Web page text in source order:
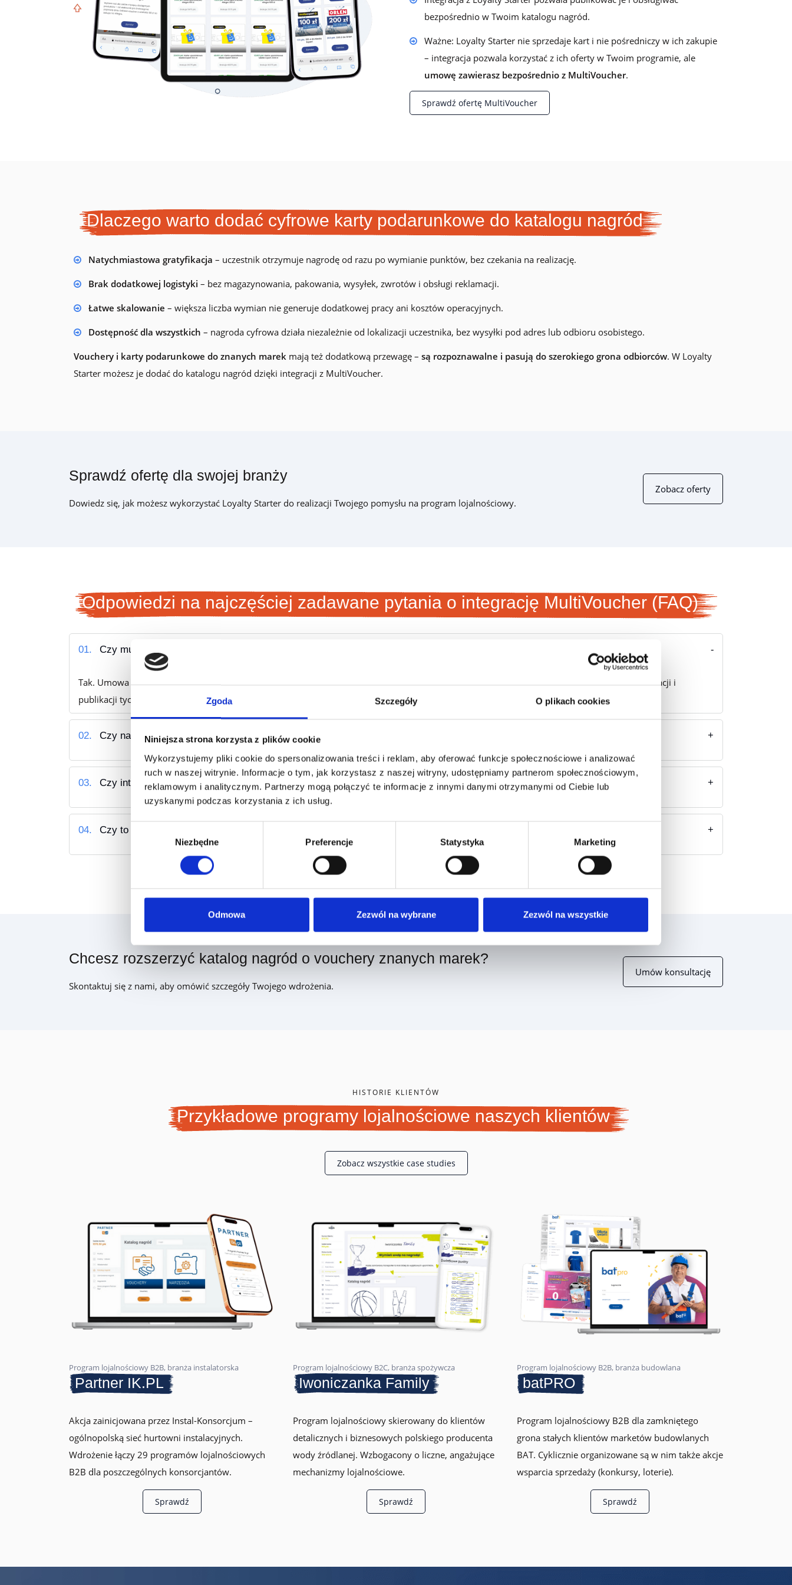
Zgoda Szczegóły O plikach cookies
Niniejsza strona korzysta z plików cookie
Wykorzystujemy pliki cookie do spersonalizowania treści i reklam, aby oferować funkcje społecznościowe i analizować
ruch w naszej witrynie. Informacje o tym, jak korzystasz z naszej witryny, udostępniamy partnerom społecznościowym,
reklamowym i analitycznym. Partnerzy mogą połączyć te informacje z innymi danymi otrzymanymi od Ciebie lub
uzyskanymi podczas korzystania z ich usług.
Niezbędne Preferencje Statystyka Marketing
Odmowa Zezwól na wybrane Zezwól na wszystkie
lojalnościowych
lojalnościowego w Loyalty Starter
wskazówkami
Umów prezentację
bezpośrednio w Twoim katalogu nagród.
Ważne: Loyalty Starter nie sprzedaje kart i nie pośredniczy w ich zakupie
– integracja pozwala korzystać z ich oferty w Twoim programie, ale
umowę zawierasz bezpośrednio z MultiVoucher.
Sprawdź ofertę MultiVoucher
Dlaczego warto dodać cyfrowe karty podarunkowe do katalogu nagród
Natychmiastowa gratyfikacja – uczestnik otrzymuje nagrodę od razu po wymianie punktów, bez czekania na realizację.
Brak dodatkowej logistyki – bez magazynowania, pakowania, wysyłek, zwrotów i obsługi reklamacji.
Łatwe skalowanie – większa liczba wymian nie generuje dodatkowej pracy ani kosztów operacyjnych.
Dostępność dla wszystkich – nagroda cyfrowa działa niezależnie od lokalizacji uczestnika, bez wysyłki pod adres lub odbioru osobistego.
Vouchery i karty podarunkowe do znanych marekmają też dodatkową przewagę – są rozpoznawalne i pasują do szerokiego grona odbiorców. W Loyalty
Starter możesz je dodać do katalogu nagród dzięki integracji z MultiVoucher.
Sprawdź ofertę dla swojej branży
Dowiedz się, jak możesz wykorzystać Loyalty Starter do realizacji Twojego pomysłu na program lojalnościowy.
Zobacz oferty
Odpowiedzi na najczęściej zadawane pytania o integrację MultiVoucher (FAQ)
01. Czy muszę podpisywać umowę z MultiVoucher?
Tak. Umowa zawierana jest bezpośrednio z MultiVoucher. Loyalty Starter nie pośredniczy w sprzedaży kart, a jedynie udostępnia funkcję integracji i
publikacji tych nagród w katalogu programu.
02. Czy nagrody cyfrowe są dostępne od razu po wymianie punktów?
03. Czy integracja z MultiVoucher jest dodatkowo płatna?
04. Czy to rozwiązanie zastępuje nagrody rzeczowe?
Chcesz rozszerzyć katalog nagród o vouchery znanych marek?
Skontaktuj się z nami, aby omówić szczegóły Twojego wdrożenia.
Umów konsultację
HISTORIE KLIENTÓW
Przykładowe programy lojalnościowe naszych klientów
Zobacz wszystkie case studies
Program lojalnościowy B2B, branża instalatorska
Partner IK.PL
Akcja zainicjowana przez Instal-Konsorcjum –
ogólnopolską sieć hurtowni instalacyjnych.
Wdrożenie łączy 29 programów lojalnościowych
B2B dla poszczególnych konsorcjantów.
Sprawdź
Program lojalnościowy B2C, branża spożywcza
Iwoniczanka Family
Program lojalnościowy skierowany do klientów
detalicznych i biznesowych polskiego producenta
wody źródlanej. Wzbogacony o liczne, angażujące
mechanizmy lojalnościowe.
Sprawdź
Program lojalnościowy B2B, branża budowlana
batPRO
Program lojalnościowy B2B dla zamkniętego
grona stałych klientów marketów budowlanych
BAT. Cyklicznie organizowane są w nim także akcje
wsparcia sprzedaży (konkursy, loterie).
Sprawdź